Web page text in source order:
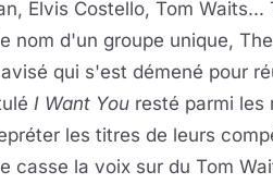
Elvis Costello, Tom
nom d'un groupe unique,
qui s'est démené pour
I Want You resté parmi les
les titres de leurs
casse la voix sur du Tom